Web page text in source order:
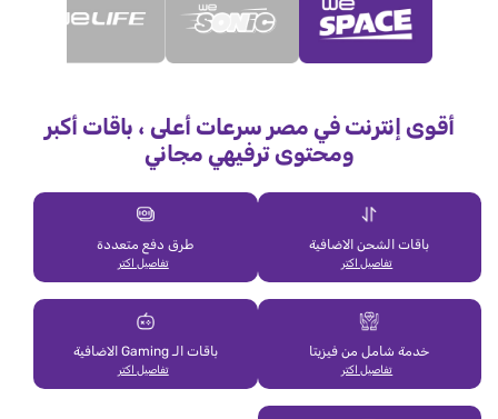
أقوى إنترنت في مصر سرعات أعلى ، باقات أكبر
ومحتوى ترفيهي مجاني
باقات الشحن الاضافية
تفاصيل اكتر
طرق دفع متعددة
تفاصيل اكتر
خدمة شامل من فيزيتا
تفاصيل اكتر
باقات الـ Gaming الاضافية
تفاصيل اكتر